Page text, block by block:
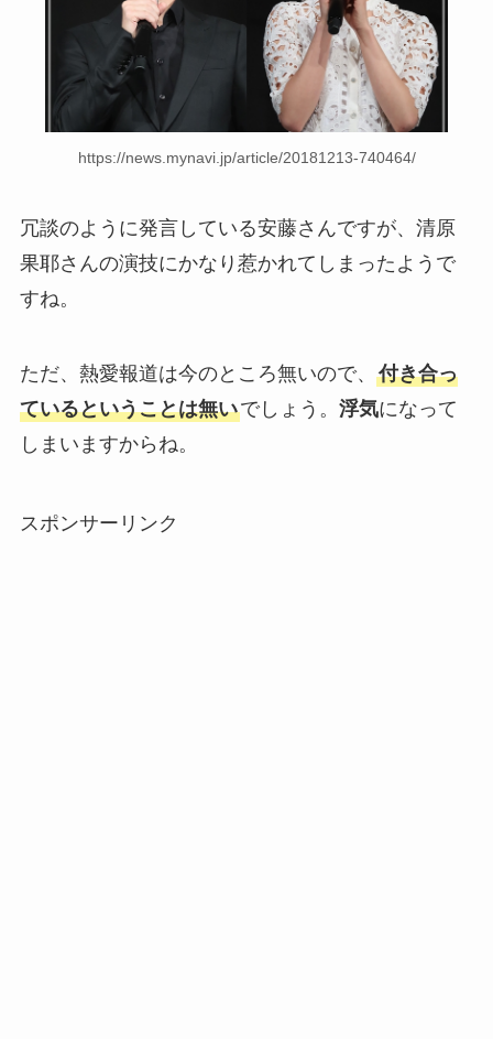
https://news.mynavi.jp/article/20181213-740464/
冗談のように発言している安藤さんですが、清原
果耶さんの演技にかなり惹かれてしまったようで
すね。
ただ、熱愛報道は今のところ無いので、 付き合っ
ているということは無いでしょう。 浮気になって
しまいますからね。
スポンサーリンク